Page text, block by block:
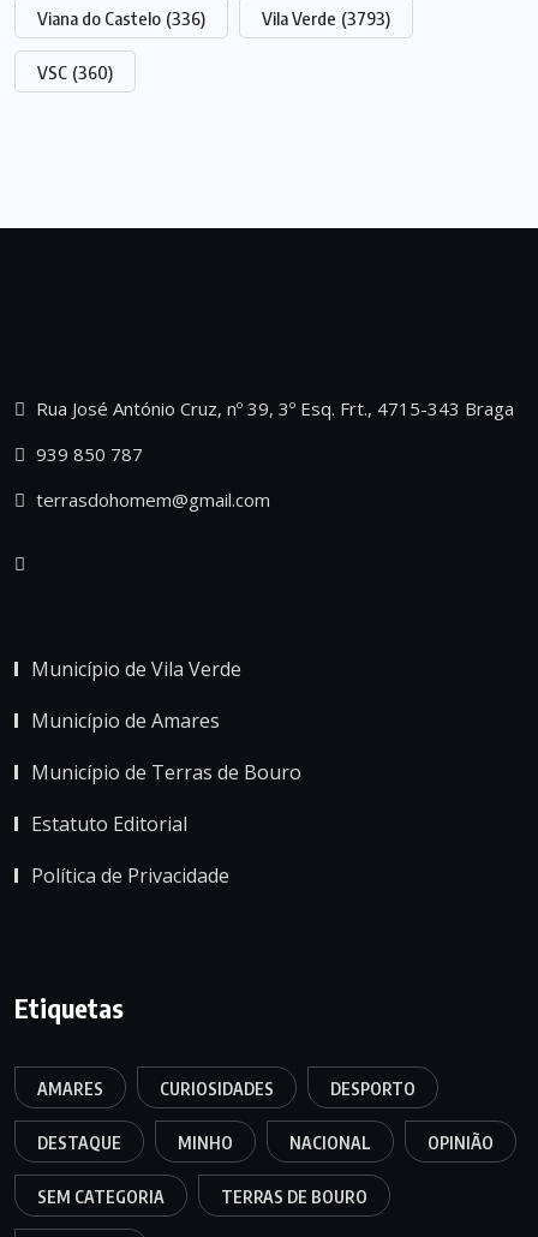
Viana do Castelo (336) Vila Verde (3793)
VSC (360)
Rua José António Cruz, nº 39, 3º Esq. Frt., 4715-343 Braga
939 850 787
terrasdohomem@gmail.com
Município de Vila Verde
Município de Amares
Município de Terras de Bouro
Estatuto Editorial
Política de Privacidade
Etiquetas
AMARES CURIOSIDADES DESPORTO
DESTAQUE MINHO NACIONAL OPINIÃO
SEM CATEGORIA TERRAS DE BOURO